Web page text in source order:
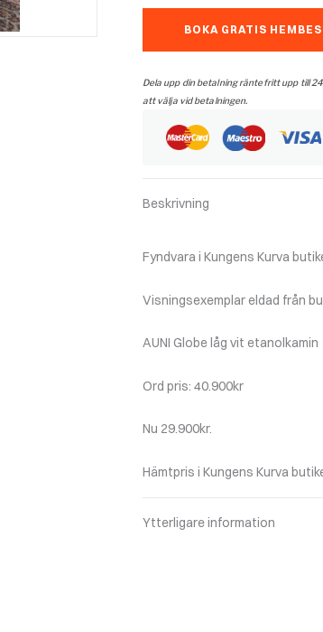
BOKA GRATIS
Dela upp din betalning räntefritt upp till
att välja vid betalningen.
Beskrivning
Fyndvara i Kungens Kurva
Visningsexemplar eldad från
AUNI Globe låg vit etanolkamin
Ord pris: 40.900kr
Nu 29.900kr.
Hämtpris i Kungens Kurva
Ytterligare information